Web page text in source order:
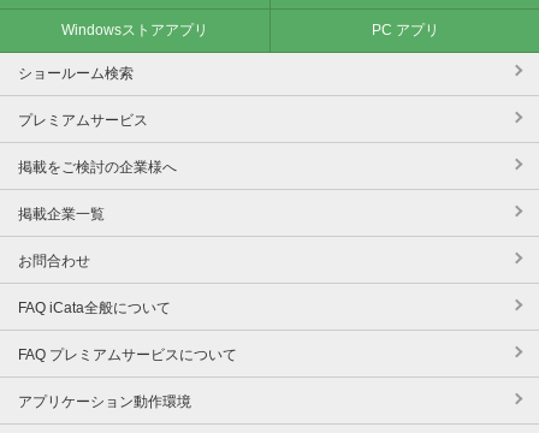
Windowsストアアプリ PC アプリ
ショールーム検索
プレミアムサービス
掲載をご検討の企業様へ
掲載企業一覧
お問合わせ
FAQ iCata全般について
FAQ プレミアムサービスについて
アプリケーション動作環境